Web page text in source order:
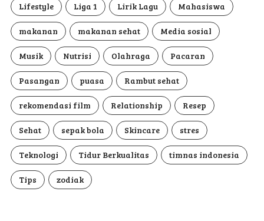
Lifestyle Liga 1 Lirik Lagu Mahasiswa
makanan makanan sehat Media sosial
Musik Nutrisi Olahraga Pacaran
Pasangan puasa Rambut sehat
rekomendasi film Relationship Resep
Sehat sepak bola Skincare stres
Teknologi Tidur Berkualitas timnas indonesia
Tips zodiak